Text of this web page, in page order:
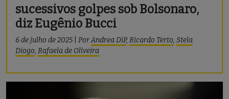
sucessivos golpes sob Bolsonaro,
diz Eugênio Bucci
6 de julho de 2025 PorAndrea DiP, Ricardo Terto, Stela
Diogo, Rafaela de Oliveira